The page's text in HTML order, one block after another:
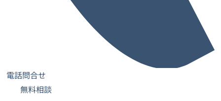
が簡単なので短時間で効率的に完了します。
住所など名刺に記載されている情報を変更する場合は、時
間的な余裕と変更する内容の重要性によって適したやり方
は変わります。時間がない場合は手書きでも構いません
が、手渡しする相手に一言謝罪の念を添えるのがビジネス
マナーです。
電話問合せ
無料相談